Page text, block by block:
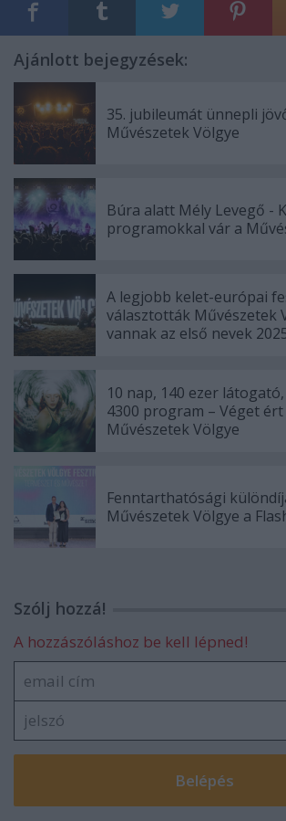
Ajánlott bejegyzések:
35. jubileumát ünnepli
Művészetek Völgye
Búra alatt Mély Levegő -
programokkal vár a
A legjobb kelet-európai
választották Művészetek
vannak az első nevek
10 nap, 140 ezer
4300 program – Véget ért
Művészetek Völgye
Fenntarthatósági
Művészetek Völgye a
Szólj hozzá!
A hozzászóláshoz be kell lépned!